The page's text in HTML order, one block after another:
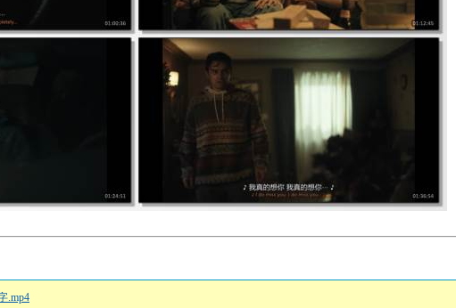
.mp4